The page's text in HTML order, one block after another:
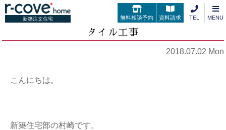
新築注文住宅 無料相談予約 資料請求 TEL MENU
タイル工事
2018.07.02 Mon
こんにちは。
新築住宅部の村崎です。